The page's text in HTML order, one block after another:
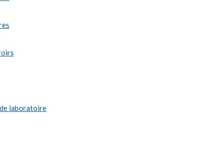
laboratoire